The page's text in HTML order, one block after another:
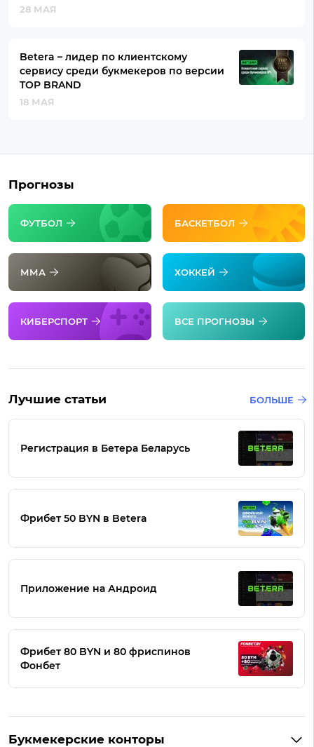
28 МАЯ
Betera – лидер по клиентскому
сервису среди букмекеров по версии
TOP BRAND
18 МАЯ
Прогнозы
ФУТБОЛ БАСКЕТБОЛ
ММА ХОККЕЙ
КИБЕРСПОРТ ВСЕ ПРОГНОЗЫ
Лучшие статьи БОЛЬШЕ
Регистрация в Бетера Беларусь
Фрибет 50 BYN в Betera
Приложение на Андроид
Фрибет 80 BYN и 80 фриспинов
Фонбет
Букмекерские конторы